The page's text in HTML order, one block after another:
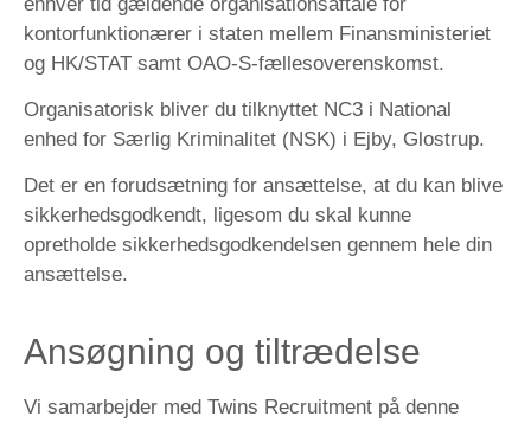
kontorfunktionærer i staten mellem Finansministeriet
og HK/STAT samt OAO-S-fællesoverenskomst.
Organisatorisk bliver du tilknyttet NC3 i National
enhed for Særlig Kriminalitet (NSK) i Ejby, Glostrup.
Det er en forudsætning for ansættelse, at du kan blive
sikkerhedsgodkendt, ligesom du skal kunne
opretholde sikkerhedsgodkendelsen gennem hele din
ansættelse.
Ansøgning og tiltrædelse
Vi samarbejder med Twins Recruitment på denne